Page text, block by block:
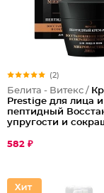
(2)
Белита - Витекс /
Prestige для лица
пептидный
упругости и
582 ₽